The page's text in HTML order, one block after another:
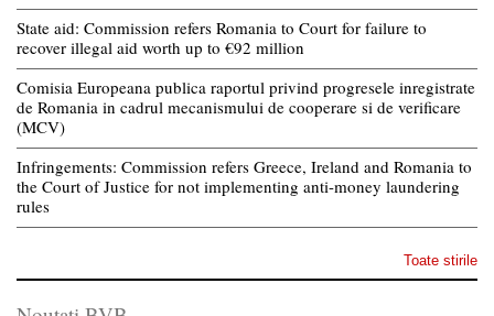
State aid: Commission refers Romania to Court for failure to
recover illegal aid worth up to €92 million
Comisia Europeana publica raportul privind progresele inregistrate
de Romania in cadrul mecanismului de cooperare si de verificare
(MCV)
Infringements: Commission refers Greece, Ireland and Romania to
the Court of Justice for not implementing anti-money laundering
rules
Toate stirile